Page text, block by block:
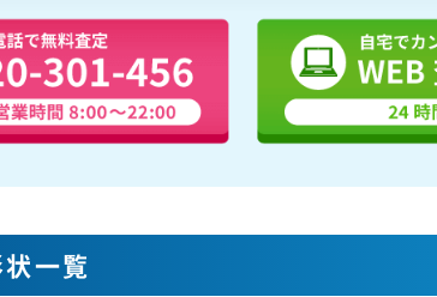
一覧